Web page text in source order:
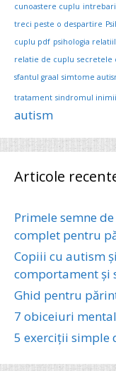
cunoastere cuplu
treci peste o despartire
cuplu pdf psihologia
relatie de cuplu secretele
sfantul graal simtome
tratament sindromul
autism
Articole
Primele semne
complet pentru
Copiii cu autism
comportament
Ghid pentru
7 obiceiuri
5 exerciții simple